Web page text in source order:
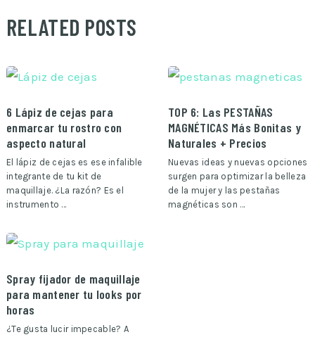
RELATED POSTS
6 Lápiz de cejas para
enmarcar tu rostro con
aspecto natural
El lápiz de cejas es ese infalible
integrante de tu kit de
maquillaje. ¿La razón? Es el
instrumento …
TOP 6: Las PESTAÑAS
MAGNÉTICAS Más Bonitas y
Naturales + Precios
Nuevas ideas y nuevas opciones
surgen para optimizar la belleza
de la mujer y las pestañas
magnéticas son …
Spray fijador de maquillaje
para mantener tu looks por
horas
¿Te gusta lucir impecable? A